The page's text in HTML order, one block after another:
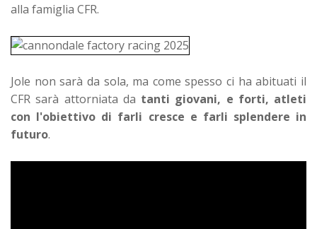
alla famiglia CFR.
Jole non sarà da sola, ma come spesso ci ha abituati il
CFR sarà attorniata da tanti giovani, e forti, atleti
con l'obiettivo di farli cresce e farli splendere in
futuro.